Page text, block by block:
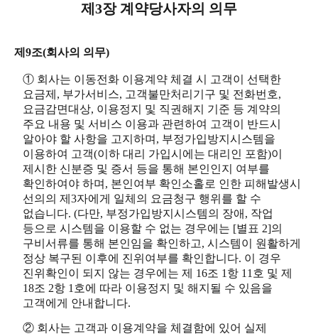
제3장 계약당사자의 의무
제9조(회사의 의무)
① 회사는 이동전화 이용계약 체결 시 고객이 선택한
요금제, 부가서비스, 고객불만처리기구 및 전화번호,
요금감면대상, 이용정지 및 직권해지 기준 등 계약의
주요 내용 및 서비스 이용과 관련하여 고객이 반드시
알아야 할 사항을 고지하며, 부정가입방지시스템을
이용하여 고객(이하 대리 가입시에는 대리인 포함)이
제시한 신분증 및 증서 등을 통해 본인인지 여부를
확인하여야 하며, 본인여부 확인소홀로 인한 피해발생시
선의의 제3자에게 일체의 요금청구 행위를 할 수
없습니다. (다만, 부정가입방지시스템의 장애, 작업
등으로 시스템을 이용할 수 없는 경우에는 [별표 2]의
구비서류를 통해 본인임을 확인하고, 시스템이 원활하게
정상 복구된 이후에 진위여부를 확인합니다. 이 경우
진위확인이 되지 않는 경우에는 제 16조 1항 11호 및 제
18조 2항 1호에 따라 이용정지 및 해지될 수 있음을
고객에게 안내합니다.
② 회사는 고객과 이용계약을 체결함에 있어 실제